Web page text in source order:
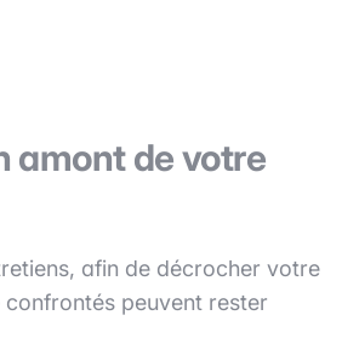
amont de votre
afin de décrocher votre
peuvent rester